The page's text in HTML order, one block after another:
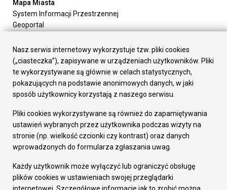
Mapa Miasta
System Informacji Przestrzennej
Geoportal
Załatw sprawę
Prezydent Miasta
Rada Miasta
Wydziały
Elektroniczna Skrzynka Podawcza
Gospodarka
Fundusze europejskie
Środki krajowe
Oferty inwestycyjne
Pozostałe
Deklaracja dostępności
Nasz serwis internetowy wykorzystuje tzw. pliki cookies
(„ciasteczka”), zapisywane w urządzeniach użytkowników. Pliki
te wykorzystywane są głównie w celach statystycznych,
pokazujących na podstawie anonimowych danych, w jaki
sposób użytkownicy korzystają z naszego serwisu.
Pliki cookies wykorzystywane są również do zapamiętywania
ustawień wybranych przez użytkownika podczas wizyty na
stronie (np. wielkość czcionki czy kontrast) oraz danych
wprowadzonych do formularza zgłaszania uwag.
Każdy użytkownik może wyłączyć lub ograniczyć obsługę
plików cookies w ustawieniach swojej przeglądarki